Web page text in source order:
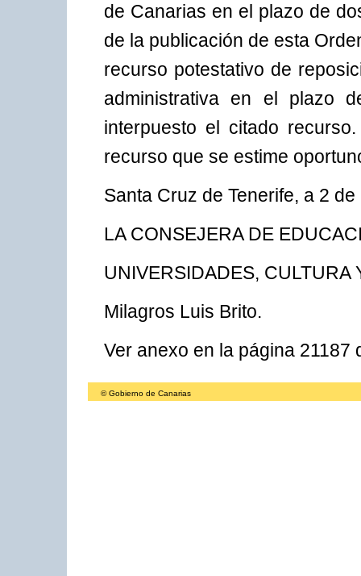
de Canarias en el plazo de
de la publicación de esta
recurso potestativo de
administrativa en el plazo
interpuesto el citado
recurso que se estime
Santa Cruz de Tenerife, a 2
LA CONSEJERA DE
UNIVERSIDADES, CULTURA
Milagros Luis Brito.
Ver anexo en la página 21187
© Gobierno de Canarias